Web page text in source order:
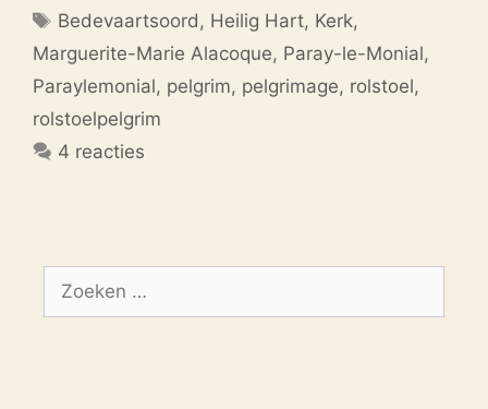
Tags
Bedevaartsoord , Heilig Hart, Kerk,
Marguerite-Marie Alacoque, Paray-le-Monial,
Paraylemonial, pelgrim, pelgrimage, rolstoel,
rolstoelpelgrim
4 reacties
naar: